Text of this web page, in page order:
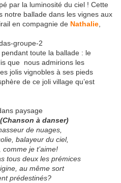
par la luminosité du ciel ! Cette
notre ballade dans les vignes aux
en compagnie de Nathalie
toute la ballade : le
que nous admirions les
jolis vignobles à ses pieds
de ce joli village qu’est
à danser)
de nuages,
balayeur du ciel,
comme je t’aime!
tous deux les prémices
au même sort
prédestinés?